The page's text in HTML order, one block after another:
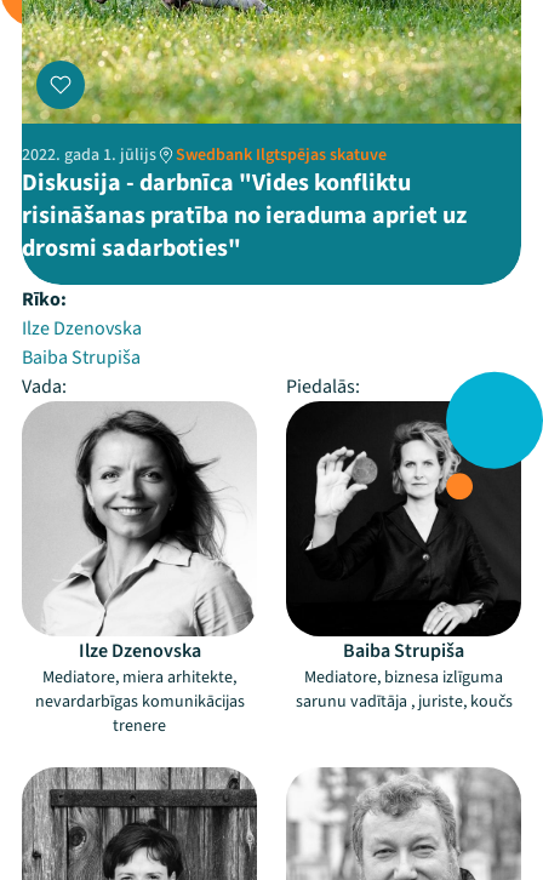
2022. gada 1. jūlijs Swedbank Ilgtspējas skatuve
Diskusija - darbnīca "Vides konfliktu
risināšanas pratība no ieraduma apriet uz
drosmi sadarboties"
Rīko:
Ilze Dzenovska
Baiba Strupiša
Vada:
Piedalās:
Ilze Dzenovska
Mediatore, miera arhitekte,
nevardarbīgas komunikācijas
trenere
Baiba Strupiša
Mediatore, biznesa izlīguma
sarunu vadītāja , juriste, koučs